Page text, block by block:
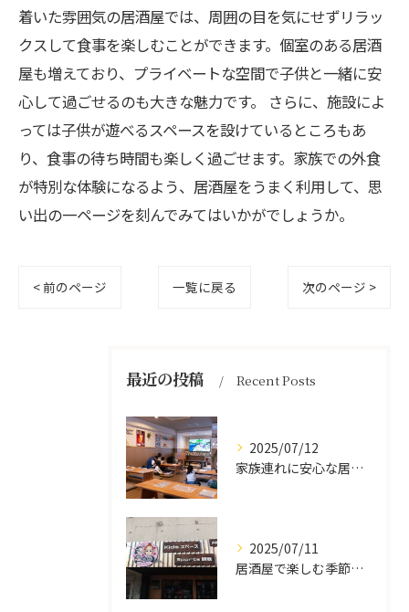
着いた雰囲気の居酒屋では、周囲の目を気にせずリラッ
クスして食事を楽しむことができます。個室のある居酒
屋も増えており、プライベートな空間で子供と一緒に安
心して過ごせるのも大きな魅力です。 さらに、施設によ
っては子供が遊べるスペースを設けているところもあ
り、食事の待ち時間も楽しく過ごせます。家族での外食
が特別な体験になるよう、居酒屋をうまく利用して、思
い出の一ページを刻んでみてはいかがでしょうか。
< 前のページ 一覧に戻る 次のページ >
最近の投稿 Recent Posts
2025/07/12
家族連れに安心な居酒屋体験
2025/07/11
居酒屋で楽しむ季節の味覚と生中継スポーツ観戦